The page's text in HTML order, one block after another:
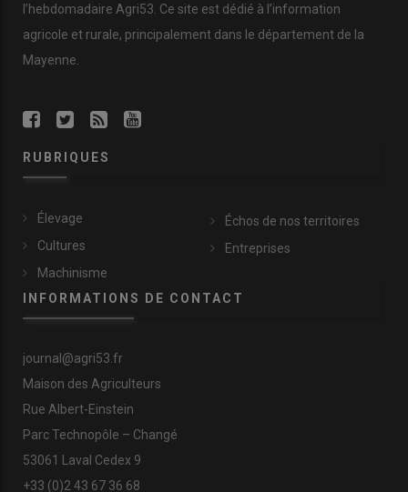
l’hebdomadaire Agri53. Ce site est dédié à l’information
agricole et rurale, principalement dans le département de la
Mayenne.
RUBRIQUES
Élevage
Cultures
Machinisme
Échos de nos territoires
Entreprises
INFORMATIONS DE CONTACT
journal@agri53.fr
Maison des Agriculteurs
Rue Albert-Einstein
Parc Technopôle – Changé
53061 Laval Cedex 9
+33 (0)2 43 67 36 68